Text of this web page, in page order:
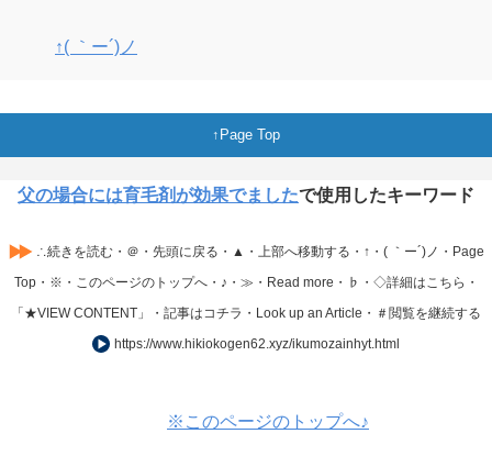
↑( ｀ー´)ノ
Page Top
父の場合には育毛剤が効果でましたで使用したキーワード
∴続きを読む・＠・先頭に戻る・▲・上部へ移動する・↑・( ｀ー´)ノ・Page
Top・※・このページのトップへ・♪・≫・Read more・♭・◇詳細はこちら・
「★VIEW CONTENT」・記事はコチラ・Look up an Article・＃閲覧を継続する
https://www.hikiokogen62.xyz/ikumozainhyt.html
※このページのトップへ♪